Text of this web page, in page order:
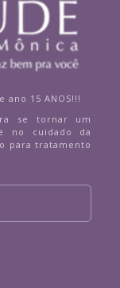
ano 15 ANOS!!!
se tornar um
no cuidado da
para tratamento